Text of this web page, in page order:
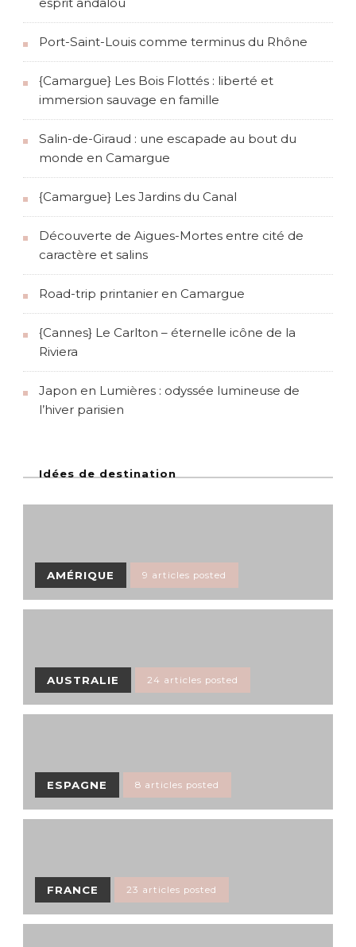
Port-Saint-Louis comme terminus du Rhône
{Camargue} Les Bois Flottés : liberté et
immersion sauvage en famille
Salin-de-Giraud : une escapade au bout du
monde en Camargue
{Camargue} Les Jardins du Canal
Découverte de Aigues-Mortes entre cité de
caractère et salins
Road-trip printanier en Camargue
{Cannes} Le Carlton – éternelle icône de la
Riviera
Japon en Lumières : odyssée lumineuse de
l’hiver parisien
Idées de destination
AMÉRIQUE 9 articles posted
AUSTRALIE 24 articles posted
ESPAGNE 8 articles posted
FRANCE 23 articles posted